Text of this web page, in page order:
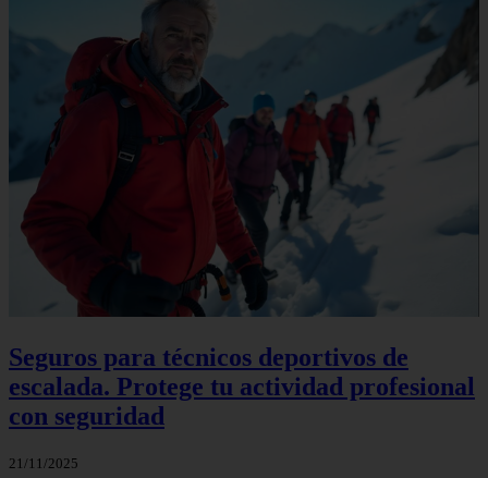
Seguros para técnicos deportivos de
escalada. Protege tu actividad profesional
con seguridad
21/11/2025